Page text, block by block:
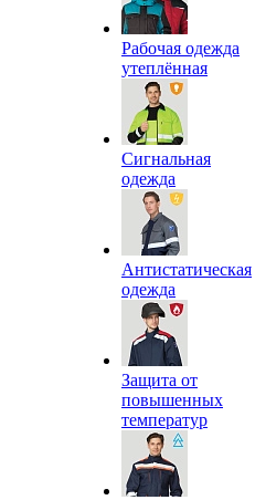
Рабочая одежда
утеплённая
Сигнальная
одежда
Антистатическая
одежда
Защита от
повышенных
температур